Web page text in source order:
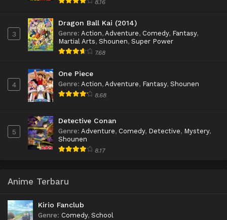
8.16
3
Dragon Ball Kai (2014)
Genre: Action, Adventure, Comedy, Fantasy,
Martial Arts, Shounen, Super Power
7.68
4
One Piece
Genre: Action, Adventure, Fantasy, Shounen
8.68
5
Detective Conan
Genre: Adventure, Comedy, Detective, Mystery,
Shounen
8.17
Anime Terbaru
Kirio Fanclub
Genre: Comedy, School